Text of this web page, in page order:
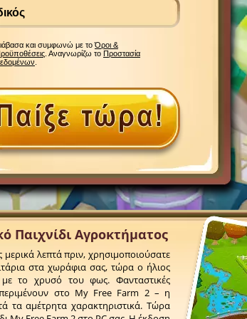
Παιχνίδι Αγροκτήματος
λεπτά πριν, χρησιμοποιούσατε
στα χωράφια σας, τώρα ο ήλιος
το χρυσό του φως. Φανταστικές
στο My Free Farm 2 – η
τα αμέτρητα χαρακτηριστικά. Τώρα
και συμφωνώ με τοΌροι &
. Αναγνωρίζω το Προστασία